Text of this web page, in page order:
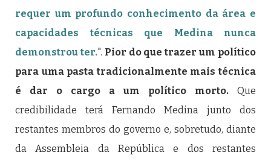
requer um profundo conhecimento da área e
capacidades técnicas que Medina nunca
demonstrou ter.". Pior do que trazer um político
para uma pasta tradicionalmente mais técnica
é dar o cargo a um político morto. Que
credibilidade terá Fernando Medina junto dos
restantes membros do governo e, sobretudo, diante
da Assembleia da República e dos restantes